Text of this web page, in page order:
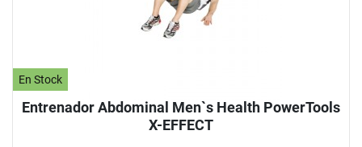
En Stock
Entrenador Abdominal Men`s Health PowerTools
X-EFFECT